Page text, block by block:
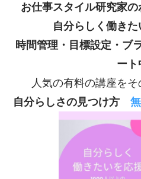
お仕事スタイル研究家の
自分らしく働き
時間管理・目標設定・ブ
ート
人気の有料の講座を
自分らしさの見つけ方